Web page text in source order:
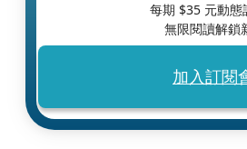
每期 $35 元動態
無限閱讀解鎖
加入訂閱